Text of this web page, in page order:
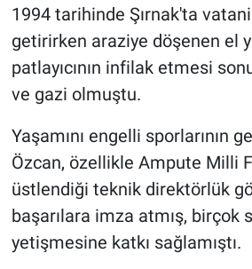
1994 tarihinde Şırnak'ta
getirirken araziye döşenen el
patlayıcının infilak etmesi
ve gazi olmuştu.
Yaşamını engelli sporlarının
Özcan, özellikle Ampute Milli
üstlendiği teknik direktörlük
başarılara imza atmış, birçok
yetişmesine katkı sağlamıştı.